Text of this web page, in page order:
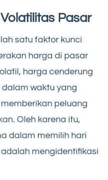
Pasar
satu faktor kunci
harga di pasar
harga cenderung
waktu yang
peluang
Oleh karena itu,
dalam memilih hari
mengidentifikasi